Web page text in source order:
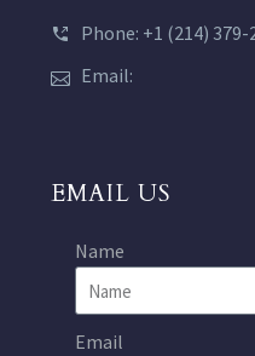
Phone: +1 (214) 379-
Email:
EMAIL US
Name
Email